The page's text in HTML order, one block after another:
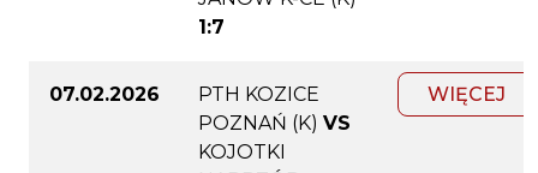
1:7
07.02.2026
PTH KOZICE
POZNAŃ (K) VS
KOJOTKI
WIĘCEJ